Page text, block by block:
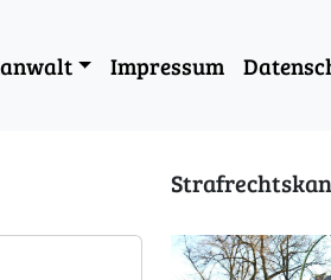
Impressum